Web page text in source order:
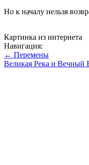
Но к началу нельзя
Картинка из интернета
Навигация:
← Перемены
Великая Река и Вечный